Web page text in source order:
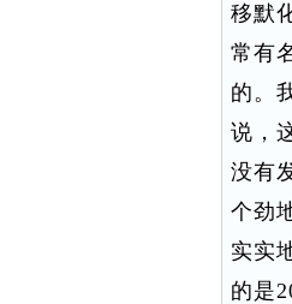
移默
常有
的。
说，
没有
个劲
实实
的是